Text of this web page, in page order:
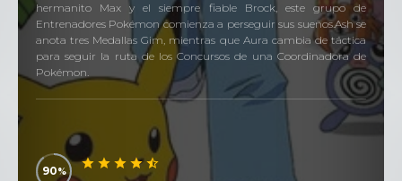
hermanito Max y el siempre fiable Brock, este grupo de
Entrenadores Pokémon comienza a perseguir sus sueños.Ash se
anota tres Medallas Gim, mientras que Aura cambia de táctica
para seguir la ruta de los Concursos de una Coordinadora de
Pokémon.
90